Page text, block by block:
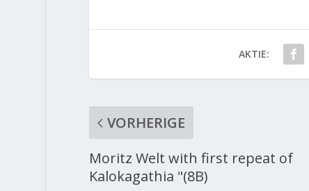
AKTIE:
VORHERIGE
Moritz Welt with first repeat of
Kalokagathia "(8B)